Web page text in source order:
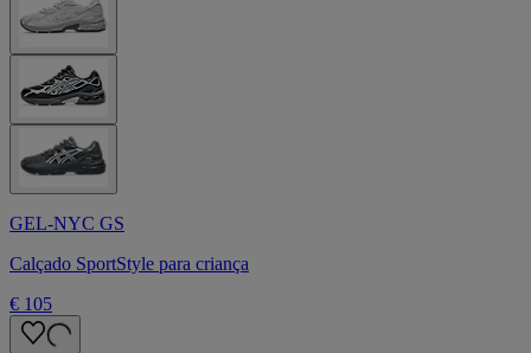
GEL-NYC GS
Calçado SportStyle para criança
€ 105